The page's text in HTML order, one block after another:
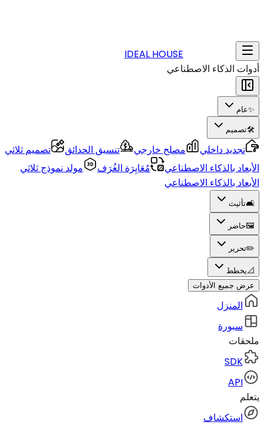
IDEAL HOUSE
أدوات الذكاء الاصطناعي
✨عام
🛠️تصميم
تجديد داخلي مصلح خارجي تنسيق الحدائق
تصميم ثلاثي
الأبعاد بالذكاء الاصطناعي
مُعَايِرَة الغُرَف
مولد نموذج ثلاثي
الأبعاد بالذكاء الاصطناعي
🛋️تأثيث
🖼️حاضر
✏️تحرير
📐يخطط
عرض جميع الأدوات
المنزل
سبورة
ملحقات
SDK
API
يتعلم
استكشاف